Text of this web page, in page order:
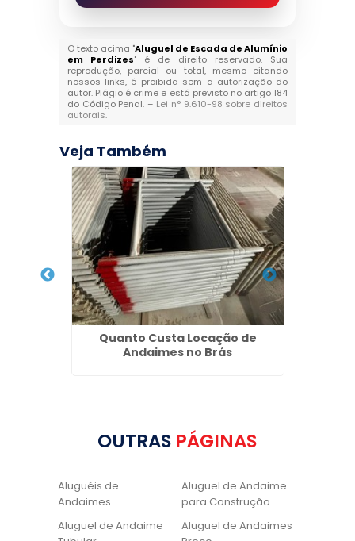
O texto acima "Aluguel de Escada de Alumínio
em Perdizes" é de direito reservado. Sua
reprodução, parcial ou total, mesmo citando
nossos links, é proibida sem a autorização do
autor. Plágio é crime e está previsto no artigo 184
do Código Penal. – Lei n° 9.610-98 sobre direitos
autorais.
Veja Também
Quanto Custa Locação de
Andaimes no Brás
OUTRAS PÁGINAS
Aluguéis de
Andaimes
Aluguel de Andaime
para Construção
Aluguel de Andaime
Aluguel de Andaimes